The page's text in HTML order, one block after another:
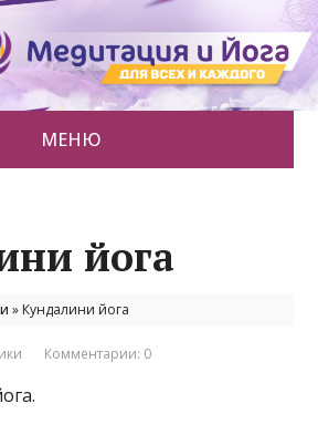
МЕНЮ
йога
» Кундалини йога
Комментарии: 0